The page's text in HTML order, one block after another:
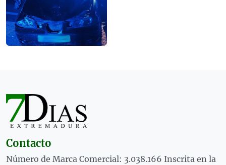
Contacto
Número de Marca Comercial: 3.038.166 Inscrita en la